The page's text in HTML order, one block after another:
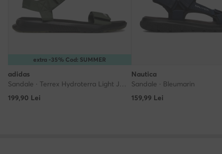
extra -35% Cod: SUMMER
adidas
Sandale · Terrex Hydroterra Light JQ2572 · Negru
199,90 Lei
Nautica
Sandale · Bleumarin
159,99 Lei